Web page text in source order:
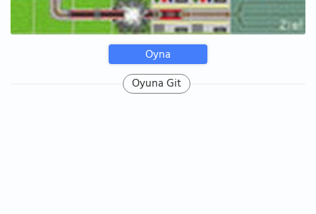
Oyna
Oyuna Git